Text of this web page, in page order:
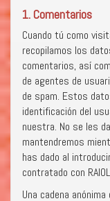
1. Comentarios
Cuando tú como
recopilamos los
comentarios, así
de agentes de
de spam. Estos
identificación del
nuestra. No se les
mantendremos
has dado al
contratado con
Una cadena